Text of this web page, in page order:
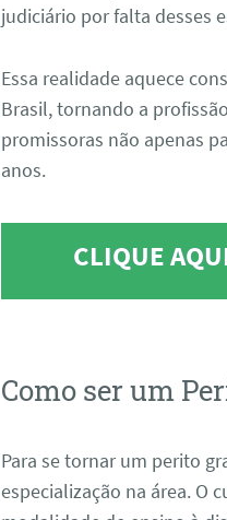
judiciário por falta desses
Essa realidade aquece
Brasil, tornando a
promissoras não apenas
anos.
CLIQUE
Como ser um
Para se tornar um perito
especialização na área. O